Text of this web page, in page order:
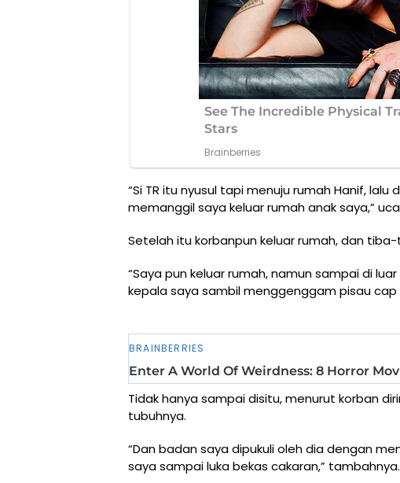
“Si TR itu nyusul tapi menuju rumah Hanif,
memanggil saya keluar rumah anak saya,”
Setelah itu korbanpun keluar rumah, dan
“Saya pun keluar rumah, namun sampai di
kepala saya sambil menggenggam pisau cap
Tidak hanya sampai disitu, menurut korban
tubuhnya.
“Dan badan saya dipukuli oleh dia dengan
saya sampai luka bekas cakaran,” tambahnya.